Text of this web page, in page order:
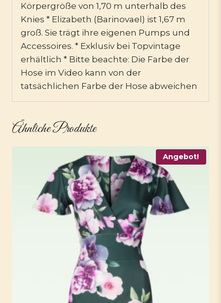
Körpergröße von 1,70 m unterhalb des
Knies * Elizabeth (Barinovael) ist 1,67 m
groß. Sie trägt ihre eigenen Pumps und
Accessoires. * Exklusiv bei Topvintage
erhältlich * Bitte beachte: Die Farbe der
Hose im Video kann von der
tatsächlichen Farbe der Hose abweichen
Ähnliche Produkte
Angebot!